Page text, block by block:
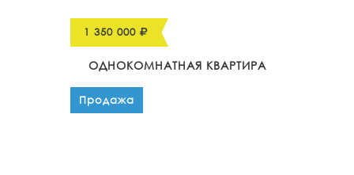
1 350 000
ОДНОКОМНАТНАЯ КВАРТИРА
Продажа